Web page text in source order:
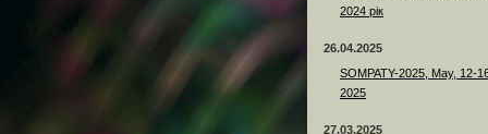
2024 рік
26.04.2025
SOMPATY-2025, May, 12-
2025
27.03.2025